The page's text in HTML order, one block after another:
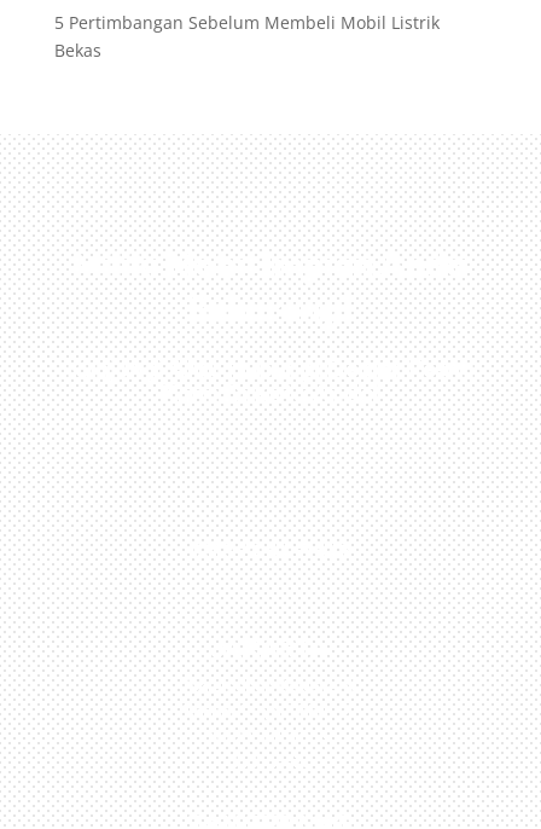
5 Pertimbangan Sebelum Membeli Mobil Listrik
Bekas
Miliki Mobil Impian Anda
Sekarang!
Kunjungi Atau Hubungi Dealer Resmi
Kami Di Kota Anda!
0813-1054-7548
JAKARTA
Perumahan Boulevard
Taman Surya 3 Blok h2,
No.27, Jakarta –
Indonesia